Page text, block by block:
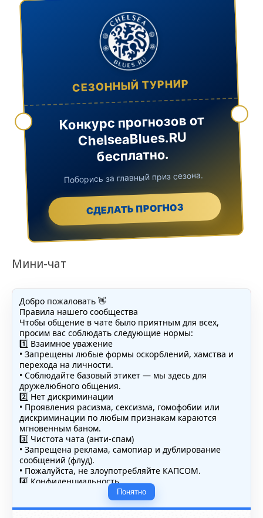
СЕЗОННЫЙ ТУРНИР
Конкурс прогнозов от
ChelseaBlues.RU
бесплатно.
Поборись за главный приз сезона.
СДЕЛАТЬ ПРОГНОЗ
Мини-чат
Добро пожаловать 👋
Правила нашего сообщества
Чтобы общение в чате было приятным для всех,
просим вас соблюдать следующие нормы:
1️⃣ Взаимное уважение
• Запрещены любые формы оскорблений, хамства и
перехода на личности.
• Соблюдайте базовый этикет — мы здесь для
дружелюбного общения.
2️⃣ Нет дискриминации
• Проявления расизма, сексизма, гомофобии или
дискриминации по любым признакам караются
мгновенным баном.
3️⃣ Чистота чата (анти-спам)
• Запрещена реклама, самопиар и дублирование
сообщений (флуд).
• Пожалуйста, не злоупотребляйте КАПСОМ.
4️⃣ Конфиденциальность
• Не публикуйте личные данные — свои или чужие
(телефоны, адреса, документы).
5️⃣ Уместность контента
Понятно